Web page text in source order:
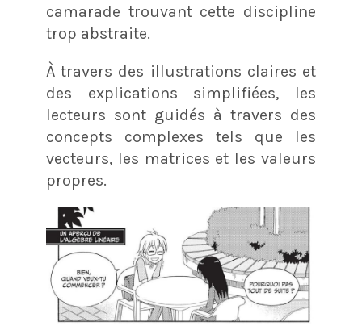
camarade trouvant cette discipline
trop abstraite.
À travers des illustrations claires et
des explications simplifiées, les
lecteurs sont guidés à travers des
concepts complexes tels que les
vecteurs, les matrices et les valeurs
propres.